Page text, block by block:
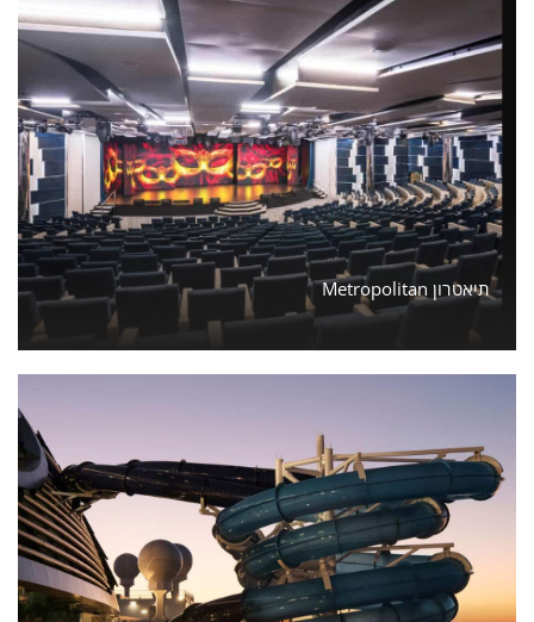
Metropolitan תיאטרון